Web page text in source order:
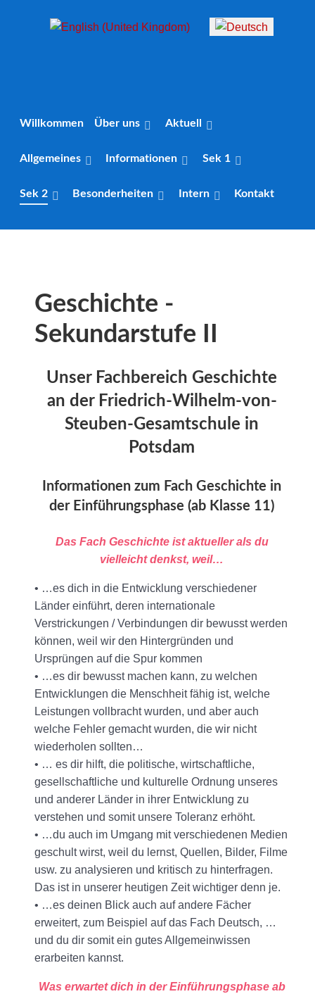
Sprache auswählen
Willkommen Über uns Aktuell
Allgemeines Informationen Sek 1
Sek 2 Besonderheiten Intern Kontakt
Geschichte -
Sekundarstufe II
Unser Fachbereich Geschichte
an der Friedrich-Wilhelm-von-
Steuben-Gesamtschule in
Potsdam
Informationen zum Fach Geschichte in
der Einführungsphase (ab Klasse 11)
Das Fach Geschichte ist aktueller als du
vielleicht denkst, weil…
• …es dich in die Entwicklung verschiedener
Länder einführt, deren internationale
Verstrickungen / Verbindungen dir bewusst werden
können, weil wir den Hintergründen und
Ursprüngen auf die Spur kommen
• …es dir bewusst machen kann, zu welchen
Entwicklungen die Menschheit fähig ist, welche
Leistungen vollbracht wurden, und aber auch
welche Fehler gemacht wurden, die wir nicht
wiederholen sollten…
• … es dir hilft, die politische, wirtschaftliche,
gesellschaftliche und kulturelle Ordnung unseres
und anderer Länder in ihrer Entwicklung zu
verstehen und somit unsere Toleranz erhöht.
• …du auch im Umgang mit verschiedenen Medien
geschult wirst, weil du lernst, Quellen, Bilder, Filme
usw. zu analysieren und kritisch zu hinterfragen.
Das ist in unserer heutigen Zeit wichtiger denn je.
• …es deinen Blick auch auf andere Fächer
erweitert, zum Beispiel auf das Fach Deutsch, …
und du dir somit ein gutes Allgemeinwissen
erarbeiten kannst.
Was erwartet dich in der Einführungsphase ab